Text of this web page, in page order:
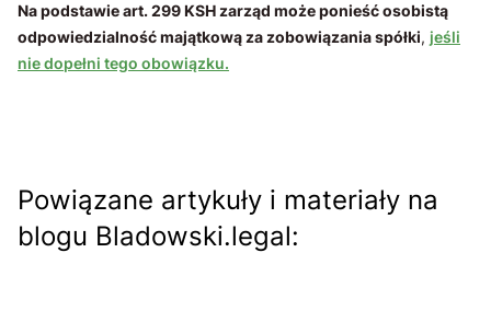
Na podstawie art. 299 KSH zarząd może ponieść osobistą
odpowiedzialność majątkową za zobowiązania spółki, jeśli
nie dopełni tego obowiązku.
Powiązane artykuły i materiały na
blogu Bladowski.legal: